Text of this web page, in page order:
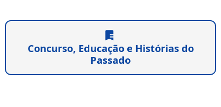
Concurso, Educação e Histórias do
Passado